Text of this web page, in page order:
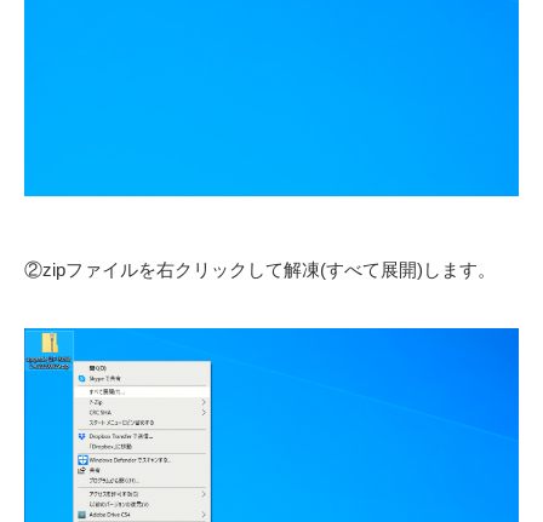
②zipファイルを右クリックして解凍(すべて展開)します。